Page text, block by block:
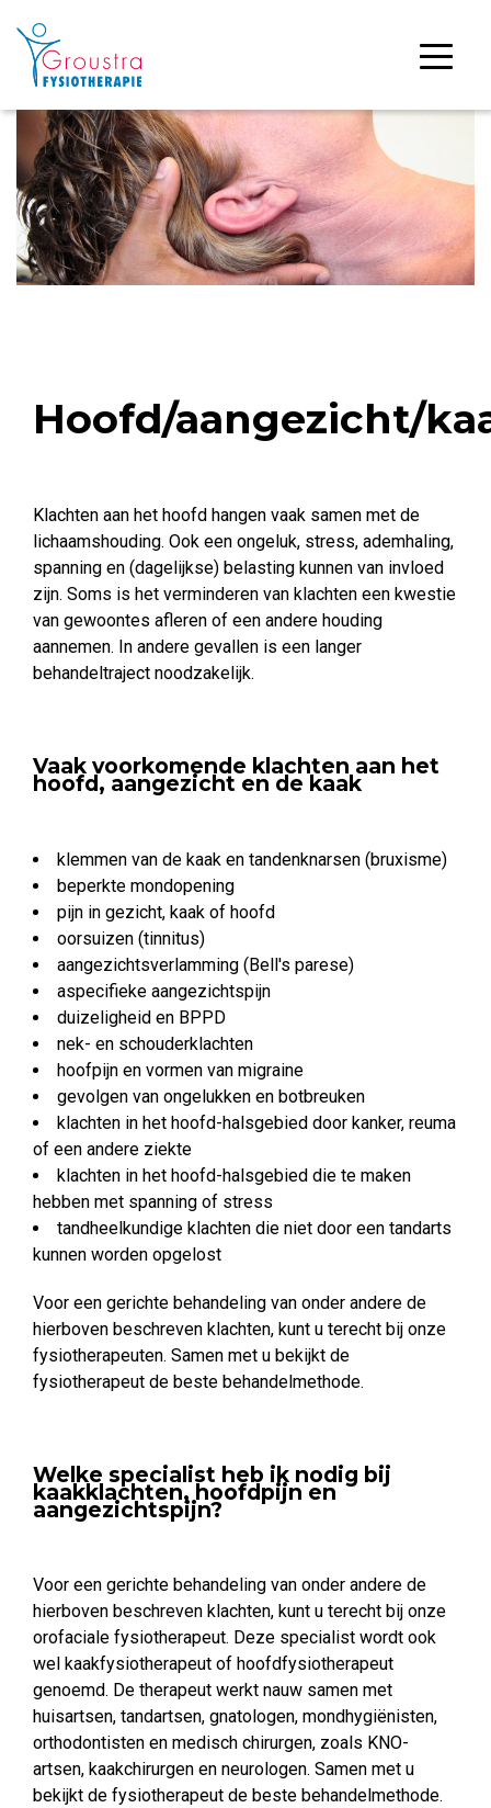
Hoofd/aangezicht/
Klachten aan het hoofd hangen vaak samen met de
lichaamshouding. Ook een ongeluk, stress, ademhaling,
spanning en (dagelijkse) belasting kunnen van invloed
zijn. Soms is het verminderen van klachten een kwestie
van gewoontes afleren of een andere houding
aannemen. In andere gevallen is een langer
behandeltraject noodzakelijk.
Vaak voorkomende klachten aan het
hoofd, aangezicht en de kaak
klemmen van de kaak en tandenknarsen (bruxisme)
beperkte mondopening
pijn in gezicht, kaak of hoofd
oorsuizen (tinnitus)
aangezichtsverlamming (Bell's parese)
aspecifieke aangezichtspijn
duizeligheid en BPPD
nek- en schouderklachten
hoofpijn en vormen van migraine
gevolgen van ongelukken en botbreuken
klachten in het hoofd-halsgebied door kanker, reuma
of een andere ziekte
klachten in het hoofd-halsgebied die te maken
hebben met spanning of stress
tandheelkundige klachten die niet door een tandarts
kunnen worden opgelost
Voor een gerichte behandeling van onder andere de
hierboven beschreven klachten, kunt u terecht bij onze
fysiotherapeuten. Samen met u bekijkt de
fysiotherapeut de beste behandelmethode.
Welke specialist heb ik nodig bij
kaakklachten, hoofdpijn en
aangezichtspijn?
Voor een gerichte behandeling van onder andere de
hierboven beschreven klachten, kunt u terecht bij onze
orofaciale fysiotherapeut. Deze specialist wordt ook
wel kaakfysiotherapeut of hoofdfysiotherapeut
genoemd. De therapeut werkt nauw samen met
huisartsen, tandartsen, gnatologen, mondhygiënisten,
orthodontisten en medisch chirurgen, zoals KNO-
artsen, kaakchirurgen en neurologen. Samen met u
bekijkt de fysiotherapeut de beste behandelmethode.